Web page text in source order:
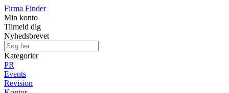
Firma Finder
Min konto
Tilmeld dig
Nyhedsbrevet
Kategorier
PR
Events
Revision